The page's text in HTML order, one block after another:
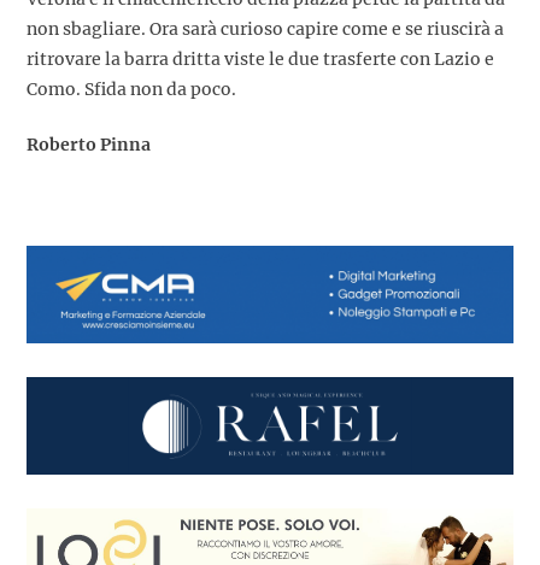
non sbagliare. Ora sarà curioso capire come e se riuscirà a
ritrovare la barra dritta viste le due trasferte con Lazio e
Como. Sfida non da poco.
Roberto Pinna